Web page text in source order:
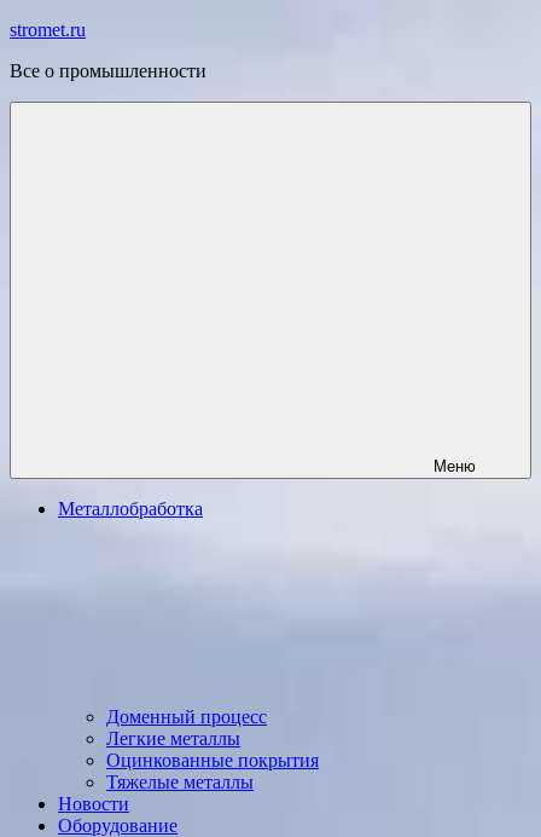
Перейти
содержимому
stromet.ru
Все о промышленности
Меню
Металлобработка
Доменный процесс
Легкие металлы
Оцинкованные покрытия
Тяжелые металлы
Новости
Оборудование